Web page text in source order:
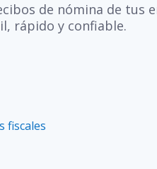
de nómina de tus
rápido y confiable.
fiscales